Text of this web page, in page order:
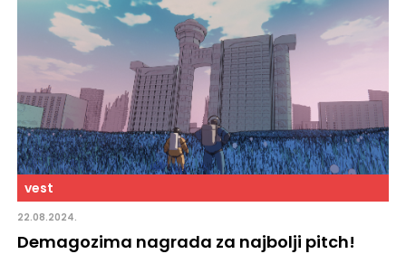
vest
22.08.2024.
Demagozima nagrada za najbolji pitch!